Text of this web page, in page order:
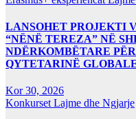
LANSOHET PROJEKTI
“NËNË TEREZA” NË
NDËRKOMBËTARE
QYTETARINË
Kor 30, 2026
Konkurset Lajme dhe Ngjarje